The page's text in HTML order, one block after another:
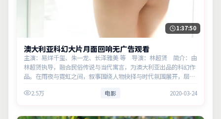
1:37:50
澳大利亚科幻大片月面回响无广告观看
主演：易烊千玺、朱一龙、长泽雅美 等 导演：林超贤 简介：由
林超贤执导，融合民俗传说与当代寓言，为澳大利亚出品的科幻作
品。在雨夜与霓虹之间，叙事围绕人物抉择与时代氛围展开，层层
实意义。
2.5万 电影 2020-03-24